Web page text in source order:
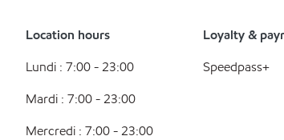
Location hours
Lundi : 7:00 - 23:00
Mardi : 7:00 - 23:00
Mercredi : 7:00 - 23:00
Loyalty &
Speedpass+